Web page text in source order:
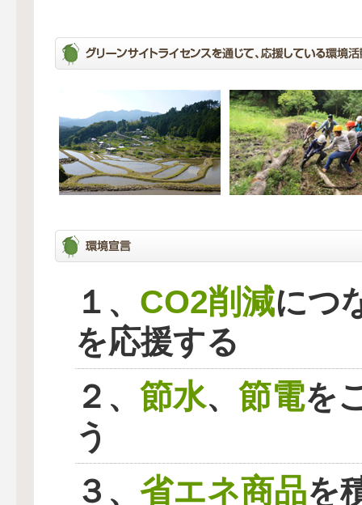
１、 CO2削減につ
を応援する
２、 節水、 節電を
う
３、 省エネ商品を